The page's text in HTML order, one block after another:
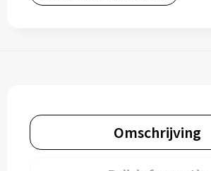
Omschrijving